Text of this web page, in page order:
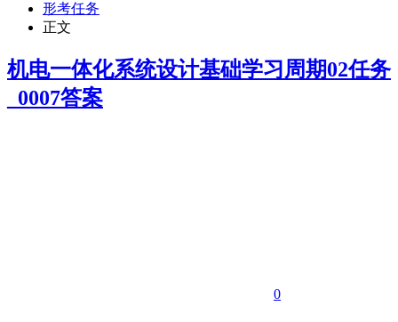
形考任务
正文
机电一体化系统设计基础学习周期02任务
_0007答案
0